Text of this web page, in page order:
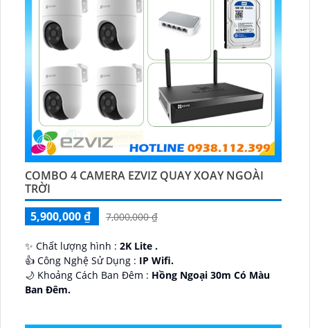
COMBO 4 CAMERA EZVIZ QUAY XOAY NGOÀI
TRỜI
5,900,000 ₫
7,000,000 ₫
✨ Chất lượng hình : 2K Lite .
👍 Công Nghệ Sử Dụng : IP Wifi.
🌙 Khoảng Cách Ban Đêm : Hồng Ngoại 30m Có Màu
Ban Ðêm.